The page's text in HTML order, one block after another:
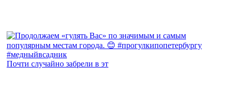
Почти случайно забрели в эт